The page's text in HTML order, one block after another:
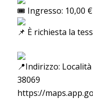
Ingresso: 10,00 €
È richiesta la
Indirizzo:
38069
https://